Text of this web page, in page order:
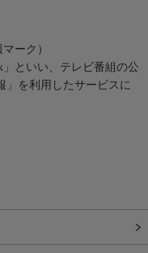
ーク）
」といい、テレビ番組の公
」を利用したサービスに